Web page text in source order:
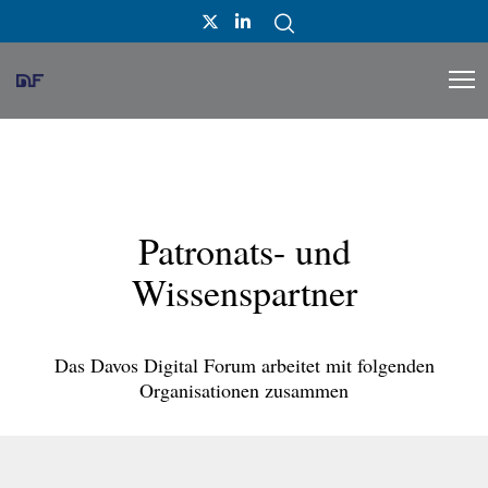
Patronats- und
Wissenspartner
Das Davos Digital Forum arbeitet mit folgenden
Organisationen zusammen